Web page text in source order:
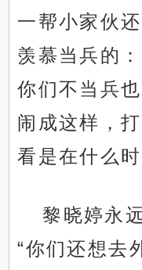
一帮小家伙
羡慕当兵的
你们不当兵
闹成这样，
看是在什么时
黎晓婷永
“你们还想去